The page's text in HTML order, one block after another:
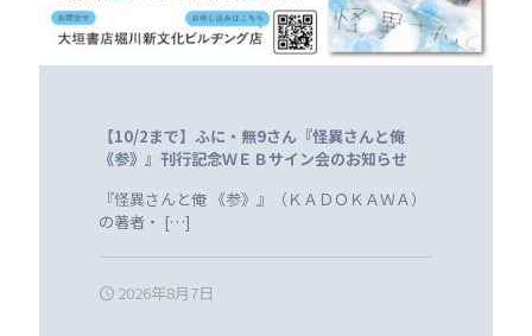
【10/2まで】ふに・無9さん『怪異さんと俺
《参》』刊行記念ＷＥＢサイン会のお知らせ
『怪異さんと俺 《参》』（ＫＡＤＯＫＡＷＡ）
の著者・ […]
2026年8月7日